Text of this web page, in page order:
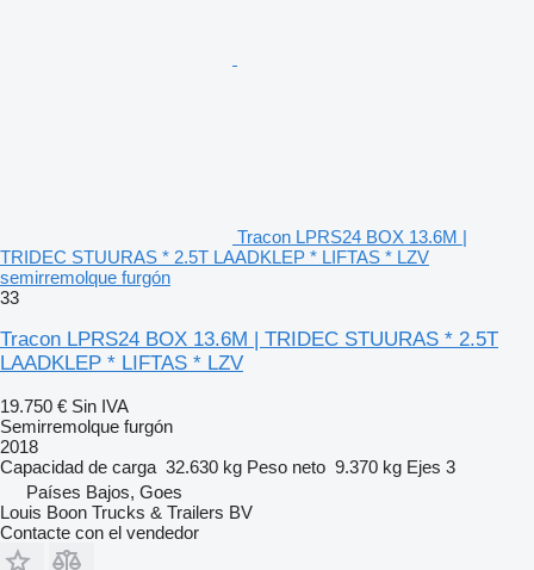
Tracon LPRS24 BOX 13.6M |
TRIDEC STUURAS * 2.5T LAADKLEP * LIFTAS * LZV
semirremolque furgón
33
Tracon LPRS24 BOX 13.6M | TRIDEC STUURAS * 2.5T
LAADKLEP * LIFTAS * LZV
19.750 € Sin IVA
Semirremolque furgón
2018
Capacidad de carga 32.630 kg Peso neto 9.370 kg Ejes 3
Países Bajos, Goes
Louis Boon Trucks & Trailers BV
Contacte con el vendedor